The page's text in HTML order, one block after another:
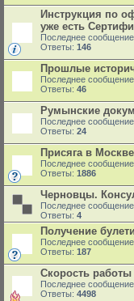
Инструкция по
уже есть
Последнее сообщение
Ответы: 146
Прошлые
Последнее сообщение
Ответы: 46
Румынские
Последнее сообщение
Ответы: 24
Присяга в
Последнее сообщение
Ответы: 1886
Черновцы.
Последнее сообщение
Ответы: 4
Получение
Последнее сообщение
Ответы: 187
Скорость
Последнее сообщение
Ответы: 4498